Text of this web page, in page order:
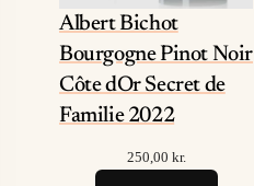
Albert Bichot
Bourgogne Pinot Noir
Côte dOr Secret de
Familie 2022
250,00 kr.